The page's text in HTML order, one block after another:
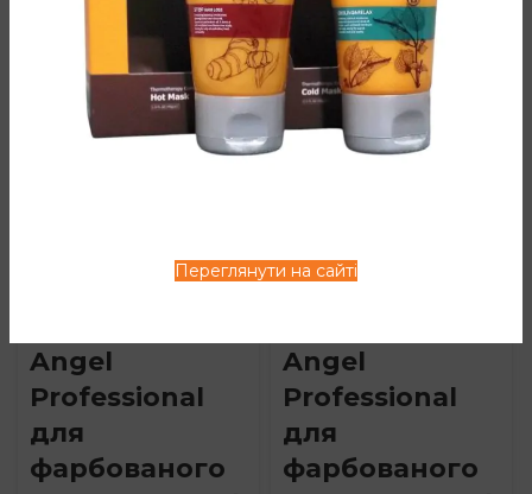
Переглянути на сайті
Кондиціонер
Angel
Professional
для
фарбованого
TOP
Шампунь
Angel
Professional
для
фарбованого